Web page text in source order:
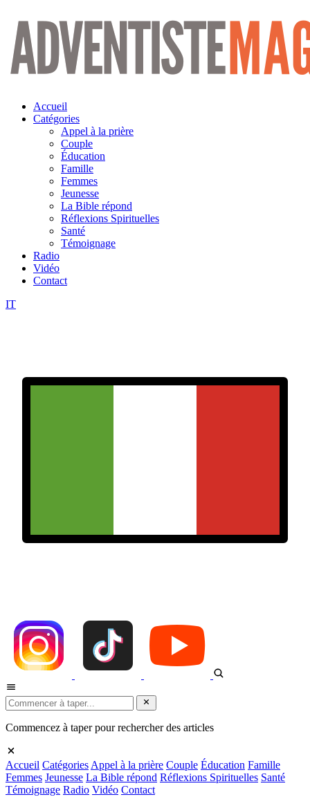
Aller
contenu
Accueil
Catégories
Appel à la prière
Couple
Éducation
Famille
Femmes
Jeunesse
La Bible répond
Réflexions Spirituelles
Santé
Témoignage
Radio
Vidéo
Contact
IT
Commencez à taper pour rechercher des articles
Accueil Catégories Appel à la prière Couple Éducation Famille
Femmes Jeunesse La Bible répond Réflexions Spirituelles Santé
Témoignage Radio Vidéo Contact